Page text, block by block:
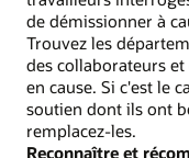
de démissionner à
Trouvez les
des collaborateurs
en cause. Si c'est le
soutien dont ils ont
remplacez-les.
Reconnaître et